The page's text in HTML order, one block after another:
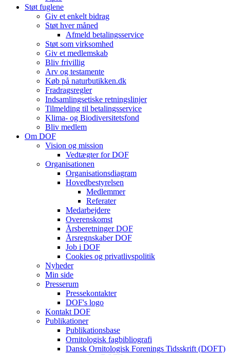
Støt fuglene
Giv et enkelt bidrag
Støt hver måned
Afmeld betalingsservice
Støt som virksomhed
Giv et medlemskab
Bliv frivillig
Arv og testamente
Køb på naturbutikken.dk
Fradragsregler
Indsamlingsetiske retningslinjer
Tilmelding til betalingsservice
Klima- og Biodiversitetsfond
Bliv medlem
Om DOF
Vision og mission
Vedtægter for DOF
Organisationen
Organisationsdiagram
Hovedbestyrelsen
Medlemmer
Referater
Medarbejdere
Overenskomst
Årsberetninger DOF
Årsregnskaber DOF
Job i DOF
Cookies og privatlivspolitik
Nyheder
Min side
Presserum
Pressekontakter
DOF's logo
Kontakt DOF
Publikationer
Publikationsbase
Ornitologisk fagbibliografi
Dansk Ornitologisk Forenings Tidsskrift (DOFT)